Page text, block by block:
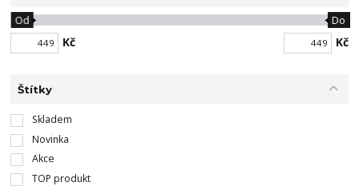
Kč
Od Do
Kč
Štítky
Skladem
Novinka
Akce
TOP produkt